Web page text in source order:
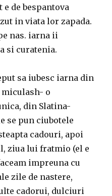
de bespantova
in viata lor zapada.
nas. iarna ii
si curatenia.
sa iubesc iarna din
o
din Slatina-
se pun ciubotele
cadouri, apoi
ziua lui fratmio (el e
impreuna cu
zile de nastere,
cadorui, dulciuri